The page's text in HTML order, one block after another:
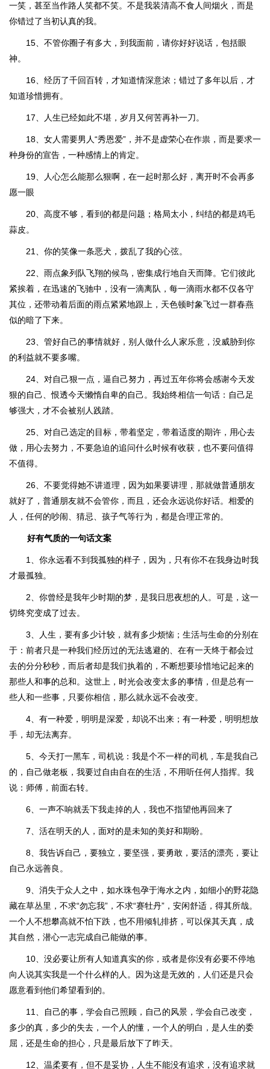
一笑，甚至当作路人笑都不笑。不是我装清高不食人间烟火，而是
你错过了当初认真的我。
15、不管你圈子有多大，到我面前，请你好好说话，包括眼
神。
16、经历了千回百转，才知道情深意浓；错过了多年以后，才
知道珍惜拥有。
17、人生已经如此不堪，岁月又何苦再补一刀。
18、女人需要男人“秀恩爱”，并不是虚荣心在作祟，而是要求一
种身份的宣告，一种感情上的肯定。
19、人心怎么能那么狠啊，在一起时那么好，离开时不会再多
愿一眼
20、高度不够，看到的都是问题；格局太小，纠结的都是鸡毛
蒜皮。
21、你的笑像一条恶犬，拨乱了我的心弦。
22、雨点象列队飞翔的候鸟，密集成行地自天而降。它们彼此
紧挨着，在迅速的飞驰中，没有一滴离队，每一滴雨水都不仅各守
其位，还带动着后面的雨点紧紧地跟上，天色顿时象飞过一群春燕
似的暗了下来。
23、管好自己的事情就好，别人做什么人家乐意，没威胁到你
的利益就不要多嘴。
24、对自己狠一点，逼自己努力，再过五年你将会感谢今天发
狠的自己、恨透今天懒惰自卑的自己。我始终相信一句话：自己足
够强大，才不会被别人践踏。
25、对自己选定的目标，带着坚定，带着适度的期许，用心去
做，用心去努力，不要急迫的追问什么时候有收获，也不要问值得
不值得。
26、不要觉得她不讲道理，因为如果要讲理，那就做普通朋友
就好了，普通朋友就不会管你，而且，还会永远说你好话。相爱的
人，任何的吵闹、猜忌、孩子气等行为，都是合理正常的。
好有气质的一句话文案
1、你永远看不到我孤独的样子，因为，只有你不在我身边时我
才最孤独。
2、你曾经是我年少时期的梦，是我日思夜想的人。可是，这一
切终究变成了过去。
3、人生，要有多少计较，就有多少烦恼；生活与生命的分别在
于：前者只是一种我们经历过的无法逃避的、在有一天终于都会过
去的分分秒秒，而后者却是我们执着的，不断想要珍惜地记起来的
那些人和事的总和。这世上，时光会改变太多的事情，但是总有一
些人和一些事，只要你相信，那么就永远不会改变。
4、有一种爱，明明是深爱，却说不出来；有一种爱，明明想放
手，却无法离弃。
5、今天打一黑车，司机说：我是个不一样的司机，车是我自己
的，自己做老板，我要过自由自在的生活，不用听任何人指挥。我
说：师傅，前面右转。
6、一声不响就丢下我走掉的人，我也不指望他再回来了
7、活在明天的人，面对的是未知的美好和期盼。
8、我告诉自己，要独立，要坚强，要勇敢，要活的漂亮，要让
自己永远善良。
9、消失于众人之中，如水珠包孕于海水之内，如细小的野花隐
藏在草丛里，不求“勿忘我”，不求“赛牡丹”，安闲舒适，得其所哉。
一个人不想攀高就不怕下跌，也不用倾轧排挤，可以保其天真，成
其自然，潜心一志完成自己能做的事。
10、没必要让所有人知道真实的你，或者是你没有必要不停地
向人说其实我是一个什么样的人。因为这是无效的，人们还是只会
愿意看到他们希望看到的。
11、自己的事，学会自己照顾，自己的风景，学会自己改变，
多少的真，多少的失去，一个人的懂，一个人的明白，是人生的委
屈，还是生命的担心，只是最后放下了昨天。
12、温柔要有，但不是妥协，人生不能没有追求，没有追求就